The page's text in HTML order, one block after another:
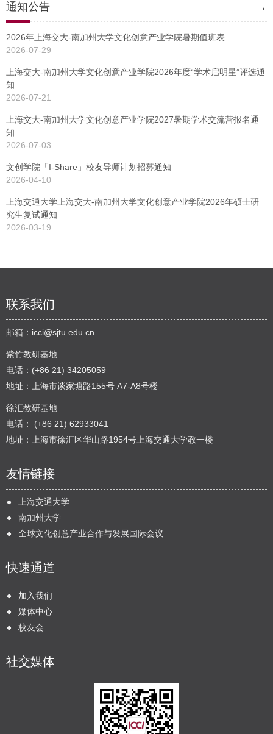
通知公告 →
2026年上海交大-南加州大学文化创意产业学院暑期值班表
2026-07-29
上海交大-南加州大学文化创意产业学院2026年度“学术启明星”评选通
知
2026-07-21
上海交大-南加州大学文化创意产业学院2027暑期学术交流营报名通
知
2026-07-03
文创学院「I-Share」校友导师计划招募通知
2026-04-10
上海交通大学上海交大-南加州大学文化创意产业学院2026年硕士研
究生复试通知
2026-03-19
联系我们
邮箱： icci@sjtu.edu.cn
紫竹教研基地
电话：(+86 21) 34205059
地址：上海市谈家塘路155号 A7-A8号楼
徐汇教研基地
电话： (+86 21) 62933041
地址：上海市徐汇区华山路1954号上海交通大学教一楼
友情链接
上海交通大学
南加州大学
全球文化创意产业合作与发展国际会议
快速通道
加入我们
媒体中心
校友会
社交媒体